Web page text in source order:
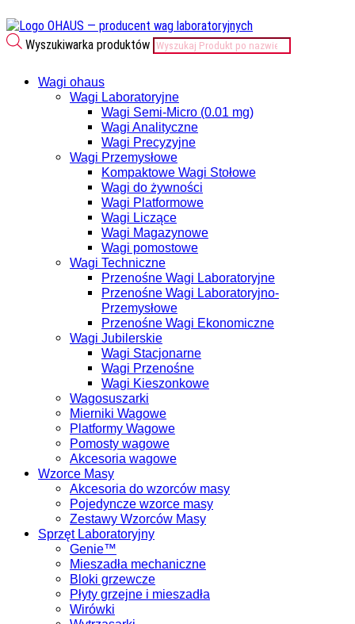
Wyszukiwarka produktów
Wagi ohaus
Wagi Laboratoryjne
Wagi Semi-Micro (0.01 mg)
Wagi Analityczne
Wagi Precyzyjne
Wagi Przemysłowe
Kompaktowe Wagi Stołowe
Wagi do żywności
Wagi Platformowe
Wagi Liczące
Wagi Magazynowe
Wagi pomostowe
Wagi Techniczne
Przenośne Wagi Laboratoryjne
Przenośne Wagi Laboratoryjno-
Przemysłowe
Przenośne Wagi Ekonomiczne
Wagi Jubilerskie
Wagi Stacjonarne
Wagi Przenośne
Wagi Kieszonkowe
Wagosuszarki
Mierniki Wagowe
Platformy Wagowe
Pomosty wagowe
Akcesoria wagowe
Wzorce Masy
Akcesoria do wzorców masy
Pojedyncze wzorce masy
Zestawy Wzorców Masy
Sprzęt Laboratoryjny
Genie™
Mieszadła mechaniczne
Bloki grzewcze
Płyty grzejne i mieszadła
Wirówki